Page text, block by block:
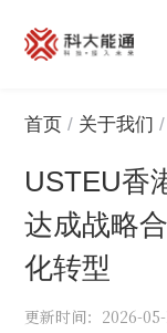
首页
关于我们
产品中心
能通万家
首页 关于我们
USTEU香
达成战略
化转型
更新时间：2026-